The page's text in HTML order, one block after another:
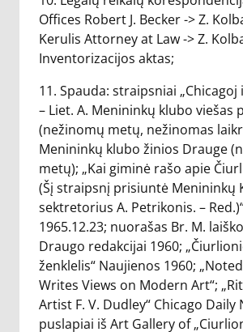
Offices Robert J. Becker -> Z.
Kerulis Attorney at Law -> Z.
Inventorizacijos aktas;
11. Spauda: straipsniai
– Liet. A. Menininkų klubo viešas
(nežinomų metų, nežinomas
Menininkų klubo žinios Drauge
metų); „Kai giminė rašo apie
(Šį straipsnį prisiuntė Menininkų
sektretorius A. Petrikonis. –
1965.12.23; nuorašas Br. M.
Draugo redakcijai 1960;
ženklelis“ Naujienos 1960;
Writes Views on Modern Art“;
Artist F. V. Dudley“ Chicago Daily
puslapiai iš Art Gallery of